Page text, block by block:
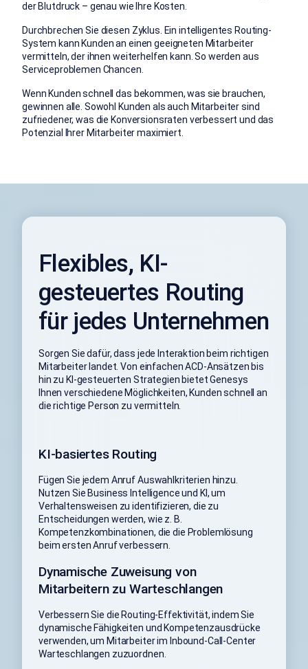
der Blutdruck – genau wie Ihre Kosten.
Durchbrechen Sie diesen Zyklus. Ein intelligentes Routing-
System kann Kunden an einen geeigneten Mitarbeiter
vermitteln, der ihnen weiterhelfen kann. So werden aus
Serviceproblemen Chancen.
Wenn Kunden schnell das bekommen, was sie brauchen,
gewinnen alle. Sowohl Kunden als auch Mitarbeiter sind
zufriedener, was die Konversionsraten verbessert und das
Potenzial Ihrer Mitarbeiter maximiert.
Flexibles, KI-
gesteuertes Routing
für jedes Unternehmen
Sorgen Sie dafür, dass jede Interaktion beim richtigen
Mitarbeiter landet. Von einfachen ACD-Ansätzen bis
hin zu KI-gesteuerten Strategien bietet Genesys
Ihnen verschiedene Möglichkeiten, Kunden schnell an
die richtige Person zu vermitteln.
KI-basiertes Routing
Fügen Sie jedem Anruf Auswahlkriterien hinzu.
Nutzen Sie Business Intelligence und KI, um
Verhaltensweisen zu identifizieren, die zu
Entscheidungen werden, wie z. B.
Kompetenzkombinationen, die die Problemlösung
beim ersten Anruf verbessern.
Dynamische Zuweisung von
Mitarbeitern zu Warteschlangen
Verbessern Sie die Routing-Effektivität, indem Sie
dynamische Fähigkeiten und Kompetenzausdrücke
verwenden, um Mitarbeiter im Inbound-Call-Center
Warteschlangen zuzuordnen.